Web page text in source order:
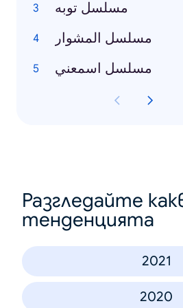
مسلسل توبه
مسلسل المشوار
مسلسل اسمعني
Разгледайте
тенденцията
2021
2020